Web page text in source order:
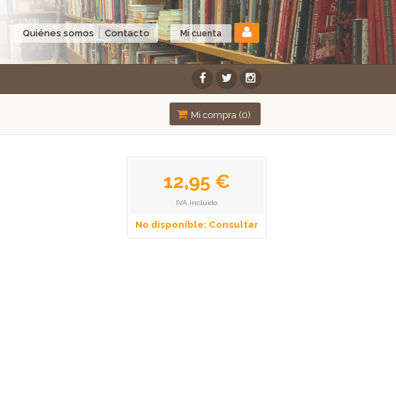
Mi cuenta
Quiénes somos Contacto
Mi compra (0)
12,95 €
IVA incluido
No disponible: Consultar